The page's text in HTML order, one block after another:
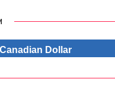
Canadian Dollar